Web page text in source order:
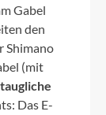
Gabel
den
Shimano
(mit
Das E-